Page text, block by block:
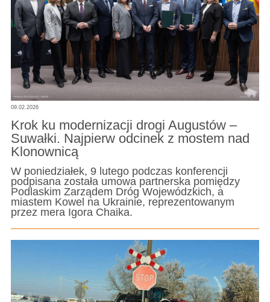
09.02.2026
Krok ku modernizacji drogi Augustów –
Suwałki. Najpierw odcinek z mostem nad
Klonownicą
W poniedziałek, 9 lutego podczas konferencji
podpisana została umowa partnerska pomiędzy
Podlaskim Zarządem Dróg Wojewódzkich, a
miastem Kowel na Ukrainie, reprezentowanym
przez mera Igora Chaika.